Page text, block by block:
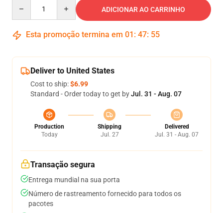
ADICIONAR AO CARRINHO
Esta promoção termina em 01 : 47: 55
Deliver to United States
Cost to ship:$6.99
Standard - Order today to get byJul. 31 - Aug. 07
Production
Today
Shipping
Jul. 27
Delivered
Jul. 31 - Aug. 07
Transação segura
Entrega mundial na sua porta
Número de rastreamento fornecido para todos os
pacotes